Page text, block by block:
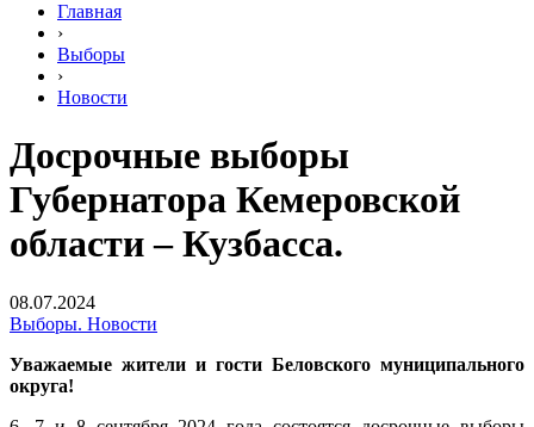
Главная
›
Выборы
›
Новости
Досрочные выборы
Губернатора Кемеровской
области – Кузбасса.
08.07.2024
Выборы. Новости
Уважаемые жители и гости Беловского муниципального
округа!